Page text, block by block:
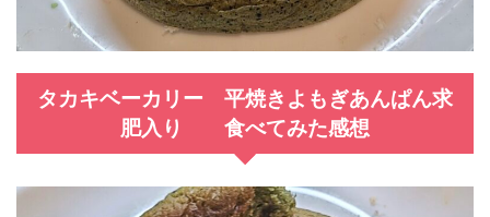
タカキベーカリー 平焼きよもぎあんぱん求
肥入り 食べてみた感想